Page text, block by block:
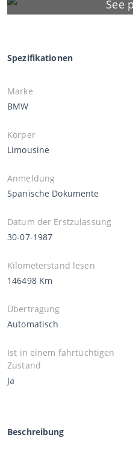
See
Spezifikationen
Marke
BMW
Körper
Limousine
Anmeldung
Spanische Dokumente
Datum der Erstzulassung
30-07-1987
Kilometerstand lesen
146498 Km
Übertragung
Automatisch
Ist in einem fahrtüchtigen
Zustand
Ja
Beschreibung